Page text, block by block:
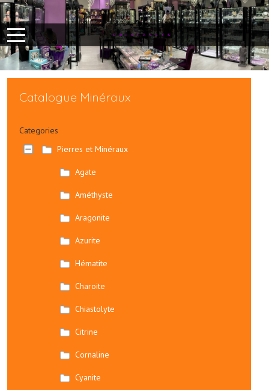
Mobile Menu Toggle CRISTALLYS
Catalogue Minéraux
Categories
Pierres et Minéraux
Agate
Améthyste
Aragonite
Azurite
Hématite
Charoite
Chiastolyte
Citrine
Cornaline
Cyanite